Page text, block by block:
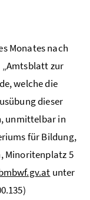
Monates nach
zur
welche die
dieser
unmittelbar in
für Bildung,
Minoritenplatz 5
unter